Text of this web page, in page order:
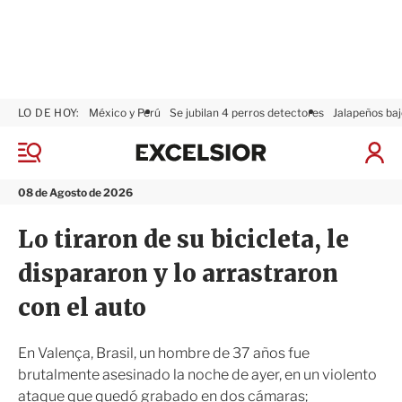
M
n
08 de Agosto de 2026
LO DE HOY: México y Perú Se jubilan 4 perros detectores Jalapeños
I
x
s
i
o
r
Lo tiraron de su bicicleta, le
dispararon y lo arrastraron
con el auto
En Valença, Brasil, un hombre de 37 años fue
brutalmente asesinado la noche de ayer, en un violento
ataque que quedó grabado en dos cámaras;